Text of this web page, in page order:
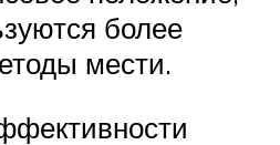
более
мести.